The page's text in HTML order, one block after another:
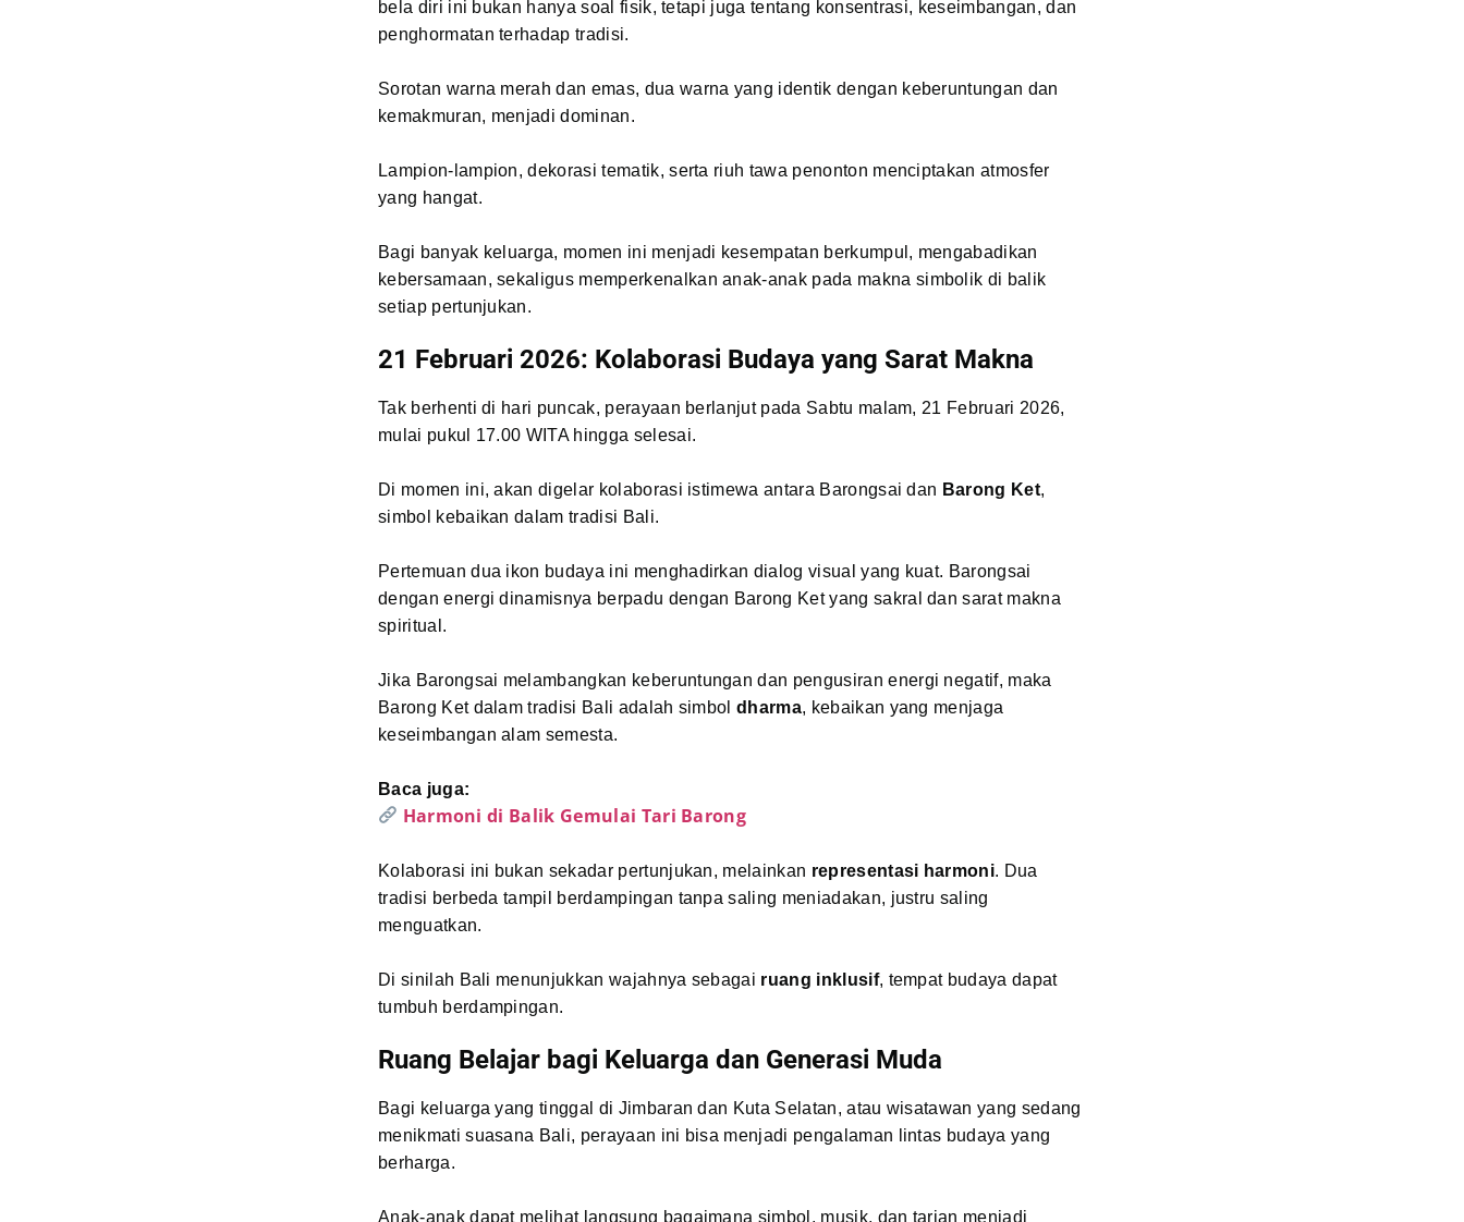
bela diri ini bukan hanya soal fisik, tetapi juga tentang konsentrasi, keseimbangan, dan
penghormatan terhadap tradisi.
Sorotan warna merah dan emas, dua warna yang identik dengan keberuntungan dan
kemakmuran, menjadi dominan.
Lampion-lampion, dekorasi tematik, serta riuh tawa penonton menciptakan atmosfer
yang hangat.
Bagi banyak keluarga, momen ini menjadi kesempatan berkumpul, mengabadikan
kebersamaan, sekaligus memperkenalkan anak-anak pada makna simbolik di balik
setiap pertunjukan.
21 Februari 2026: Kolaborasi Budaya yang Sarat Makna
Tak berhenti di hari puncak, perayaan berlanjut pada Sabtu malam, 21 Februari 2026,
mulai pukul 17.00 WITA hingga selesai.
Di momen ini, akan digelar kolaborasi istimewa antara Barongsai dan Barong Ket,
simbol kebaikan dalam tradisi Bali.
Pertemuan dua ikon budaya ini menghadirkan dialog visual yang kuat. Barongsai
dengan energi dinamisnya berpadu dengan Barong Ket yang sakral dan sarat makna
spiritual.
Jika Barongsai melambangkan keberuntungan dan pengusiran energi negatif, maka
Barong Ket dalam tradisi Bali adalah simboldharma, kebaikan yang menjaga
keseimbangan alam semesta.
Baca juga:
Harmoni di Balik Gemulai Tari Barong
Kolaborasi ini bukan sekadar pertunjukan, melainkan representasi harmoni. Dua
tradisi berbeda tampil berdampingan tanpa saling meniadakan, justru saling
menguatkan.
Di sinilah Bali menunjukkan wajahnya sebagai ruang inklusif, tempat budaya dapat
tumbuh berdampingan.
Ruang Belajar bagi Keluarga dan Generasi Muda
Bagi keluarga yang tinggal di Jimbaran dan Kuta Selatan, atau wisatawan yang sedang
menikmati suasana Bali, perayaan ini bisa menjadi pengalaman lintas budaya yang
berharga.
Anak-anak dapat melihat langsung bagaimana simbol, musik, dan tarian menjadi